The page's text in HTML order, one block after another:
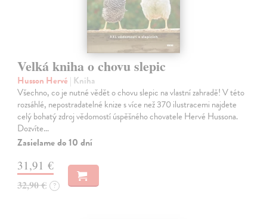
Velká kniha o chovu slepic
Husson Hervé | Kniha
Všechno, co je nutné vědět o chovu slepic na vlastní zahradě! V této
rozsáhlé, nepostradatelné knize s více než 370 ilustracemi najdete
celý bohatý zdroj vědomostí úspěšného chovatele Hervé Hussona.
Dozvíte…
Zasielame do 10 dní
31,91 €
32,90 € ?